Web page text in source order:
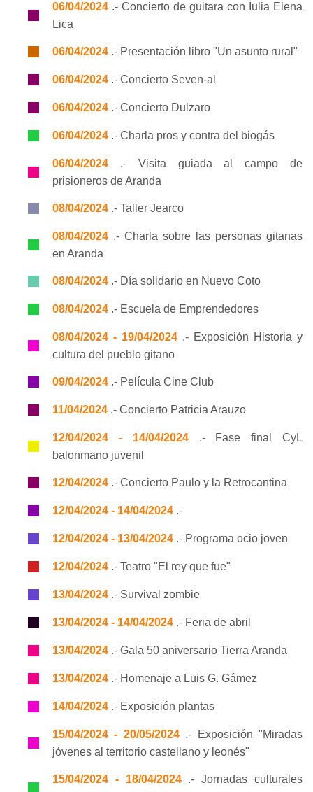
06/04/2024 .- Concierto de guitara con Iulia Elena
Lica
06/04/2024 .- Presentación libro "Un asunto rural"
06/04/2024 .- Concierto Seven-al
06/04/2024 .- Concierto Dulzaro
06/04/2024 .- Charla pros y contra del biogás
06/04/2024 .- Visita guiada al campo de
prisioneros de Aranda
08/04/2024 .- Taller Jearco
08/04/2024 .- Charla sobre las personas gitanas
en Aranda
08/04/2024 .- Día solidario en Nuevo Coto
08/04/2024 .- Escuela de Emprendedores
08/04/2024 - 19/04/2024 .- Exposición Historia y
cultura del pueblo gitano
09/04/2024 .- Película Cine Club
11/04/2024 .- Concierto Patricia Arauzo
12/04/2024 - 14/04/2024.- Fase final CyL
balonmano juvenil
12/04/2024 .- Concierto Paulo y la Retrocantina
12/04/2024 - 14/04/2024 .-
12/04/2024 - 13/04/2024 .- Programa ocio joven
12/04/2024 .- Teatro "El rey que fue"
13/04/2024 .- Survival zombie
13/04/2024 - 14/04/2024 .- Feria de abril
13/04/2024 .- Gala 50 aniversario Tierra Aranda
13/04/2024 .- Homenaje a Luis G. Gámez
14/04/2024 .- Exposición plantas
15/04/2024 - 20/05/2024.- Exposición "Miradas
jóvenes al territorio castellano y leonés"
15/04/2024 - 18/04/2024.- Jornadas culturales